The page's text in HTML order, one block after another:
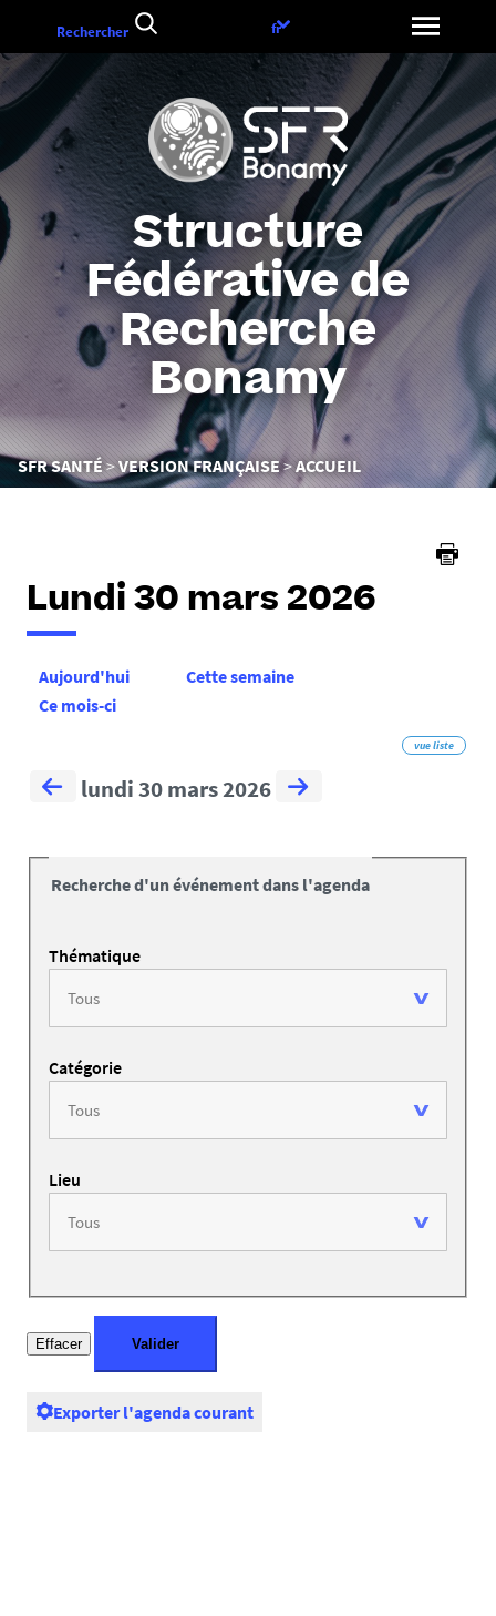
contenu
Structure
Fédérative de
Recherche
Bonamy
Vous
êtes
SFR SANTÉ VERSION FRANÇAISE ACCUEIL
Rechercher
Choix
la
langue
fr
Lundi 30 mars 2026
Aujourd'hui
Cette semaine
Ce mois-ci
vue liste
lundi 30 mars 2026
Recherche d'un événement dans l'agenda
Thématique
Catégorie
Lieu
Exporter l'agenda courant